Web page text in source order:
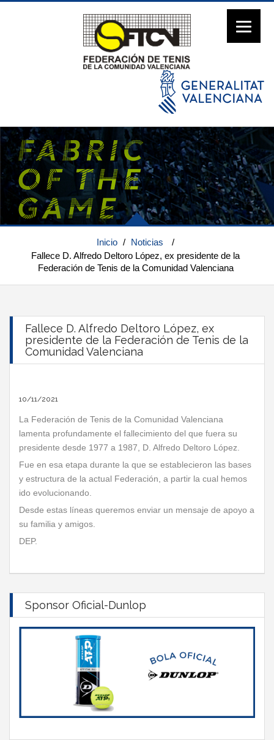
Inicio / Noticias
/
Fallece D. Alfredo Deltoro López, ex presidente de la
Federación de Tenis de la Comunidad Valenciana
Fallece D. Alfredo Deltoro López, ex
presidente de la Federación de Tenis de la
Comunidad Valenciana
10/11/2021
La Federación de Tenis de la Comunidad Valenciana
lamenta profundamente el fallecimiento del que fuera su
presidente desde 1977 a 1987, D. Alfredo Deltoro López.
Fue en esa etapa durante la que se establecieron las bases
y estructura de la actual Federación, a partir la cual hemos
ido evolucionando.
Desde estas líneas queremos enviar un mensaje de apoyo a
su familia y amigos.
DEP.
Sponsor Oficial-Dunlop